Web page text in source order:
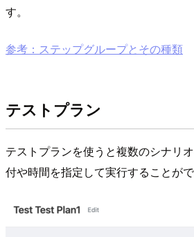
す。
参考：ステップグループとその種類
テストプラン
テストプランを使うと複数のシナリ
付や時間を指定して実行することがで